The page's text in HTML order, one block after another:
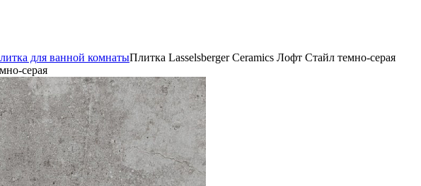
для ванной комнатыПлитка Lasselsberger Ceramics Лофт Стайл темно-серая
серая